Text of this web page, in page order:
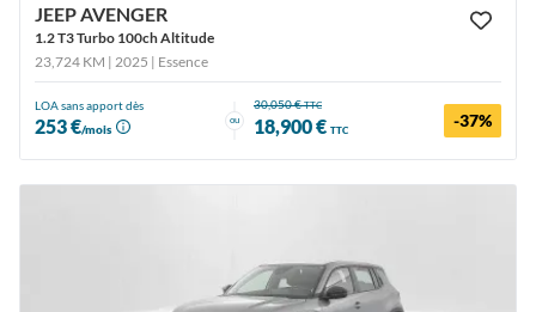
JEEP AVENGER
1.2 T3 Turbo 100ch Altitude
23,724 KM | 2025 | Essence
LOA sans apport dès
253 €/mois
ou
30,050 €TTC
18,900 € TTC -37%